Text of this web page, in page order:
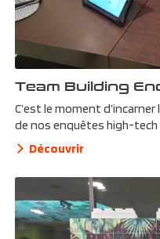
Team Building
C’est le moment
de nos enquêtes high-tech
Découvrir